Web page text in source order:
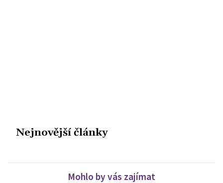
Nejnovější články
Mohlo by vás zajímat